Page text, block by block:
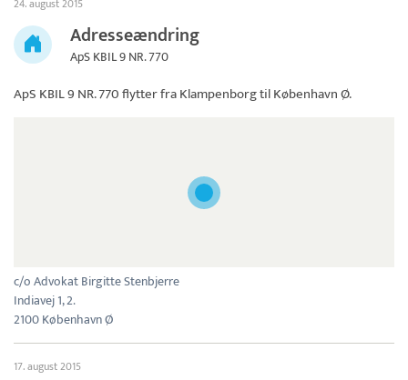
24. august 2015
Adresseændring
ApS KBIL 9 NR. 770
ApS KBIL 9 NR. 770flytter fra Klampenborg til København Ø.
c/o Advokat Birgitte Stenbjerre
Indiavej 1, 2.
2100 København Ø
17. august 2015